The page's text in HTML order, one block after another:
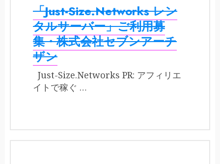
「Just-Size.Networks レン
タルサーバー」ご利用募
集・株式会社セブンアーチ
ザン
Just-Size.Networks PR: アフィリエ
イトで稼ぐ …